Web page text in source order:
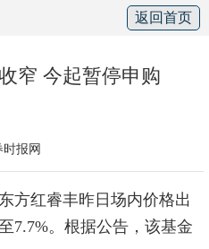
返回首页
窄 今起暂停申购
报网
红睿丰昨日场内价格出
7.7%。根据公告，该基金